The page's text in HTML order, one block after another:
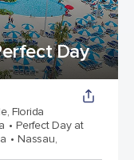
Day
Florida
Perfect Day at
Nassau,